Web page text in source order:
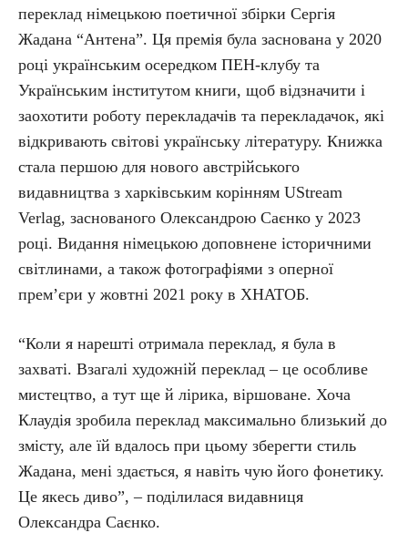
переклад німецькою поетичної збірки Сергія
Жадана “Антена”. Ця премія була заснована у 2020
році українським осередком ПЕН-клубу та
Українським інститутом книги, щоб відзначити і
заохотити роботу перекладачів та перекладачок, які
відкривають світові українську літературу. Книжка
стала першою для нового австрійського
видавництва з харківським корінням UStream
Verlag, заснованого Олександрою Саєнко у 2023
році. Видання німецькою доповнене історичними
світлинами, а також фотографіями з оперної
прем’єри у жовтні 2021 року в ХНАТОБ.
“Коли я нарешті отримала переклад, я була в
захваті. Взагалі художній переклад – це особливе
мистецтво, а тут ще й лірика, віршоване. Хоча
Клаудія зробила переклад максимально близький до
змісту, але їй вдалось при цьому зберегти стиль
Жадана, мені здається, я навіть чую його фонетику.
Це якесь диво”, – поділилася видавниця
Олександра Саєнко.